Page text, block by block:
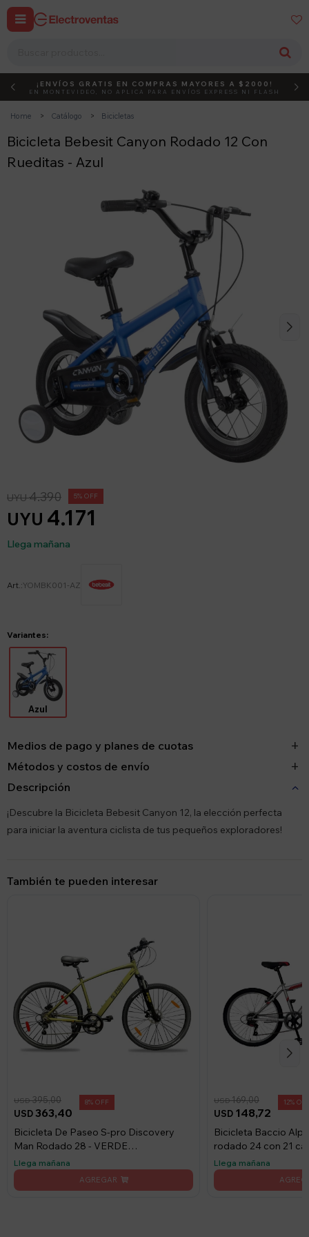
 
DEBUT ACTIVÁ EL CÓDIGO
¡ENVÍOS GRATIS EN COMPRAS MAYORES A $2000!
EN MONTEVIDEO, NO APLICA PARA ENVÍOS EXPRESS NI FLASH
Home Catálogo Bicicletas
Bicicleta Bebesit Canyon Rodado 12 Con
Rueditas - Azul
UYU 4.171
UYU4.390 5
Llega mañana
YOMBK001-AZ
Variantes:
Azul
Medios de pago y planes de cuotas
Métodos y costos de envío
Descripción
¡Descubre la Bicicleta Bebesit Canyon 12, la elección perfecta
para iniciar la aventura ciclista de tus pequeños exploradores!
También te pueden interesar
USD 363,40
USD395,00 8
Bicicleta De Paseo S-pro Discovery
Man Rodado 28 - VERDE
METALIZADO
Llega mañana
USD 148,72
USD169,00 12
Bicicleta Baccio
rodado 24 con 21
Llega mañana